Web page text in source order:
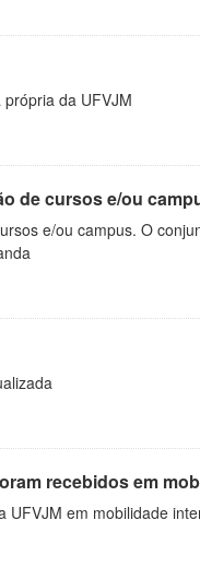
da UFVJM
de cursos e/ou
e/ou campus. O
recebidos em
UFVJM em mobilidade